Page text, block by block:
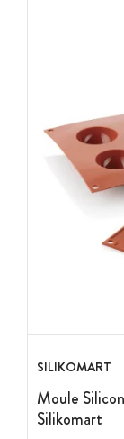
SILIKOMART
Moule
Silikomart